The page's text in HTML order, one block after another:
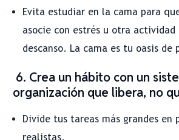
Evita estudiar en la cama para
asocie con estrés u otra actividad
descanso. La cama es tu oasis de
6. Crea un hábito con un
organización que libera, no
Divide tus tareas más grandes en
realistas.